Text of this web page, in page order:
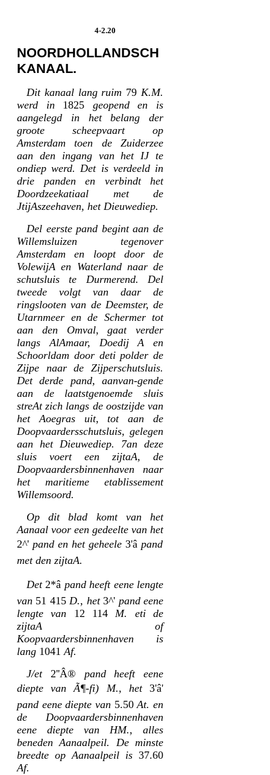
4-2.20
NOORDHOLLANDSCH
KANAAL.
Dit kanaal lang ruim 79 K.M.
werd in 1825 geopend en is
aangelegd in het belang der
groote scheepvaart op
Amsterdam toen de Zuiderzee
aan den ingang van het IJ te
ondiep werd. Det is verdeeld in
drie panden en verbindt het
Doordzeekatiaal met de
JtijAszeehaven, het Dieuwediep.
Del eerste pand begint aan de
Willemsluizen tegenover
Amsterdam en loopt door de
VolewijA en Waterland naar de
schutsluis te Durmerend. Del
tweede volgt van daar de
ringslooten van de Deemster, de
Utarnmeer en de Schermer tot
aan den Omval, gaat verder
langs AlAmaar, Doedij A en
Schoorldam door deti polder de
Zijpe naar de Zijperschutsluis.
Det derde pand, aanvan-gende
aan de laatstgenoemde sluis
streAt zich langs de oostzijde van
het Aoegras uit, tot aan de
Doopvaardersschutsluis, gelegen
aan het Dieuwediep. 7an deze
sluis voert een zijtaA, de
Doopvaardersbinnenhaven naar
het maritieme etablissement
Willemsoord.
Op dit blad komt van het
Aanaal voor een gedeelte van het
2^' pand en het geheele 3'â pand
met den zijtaA.
Det2*â pand heeft eene lengte
van 51 415 D., het3^' pand eene
lengte van 12 114 M. eti de
zijtaA of
Koopvaardersbinnenhaven is
lang 1041 Af.
J/et2''Â® pand heeft eene
diepte van Ã¶-fi) M., het3'â'
pand eene diepte van 5.50At. en
de Doopvaardersbinnenhaven
eene diepte van HM., alles
beneden Aanaalpeil. De minste
breedte op Aanaalpeil is 37.60
Af.